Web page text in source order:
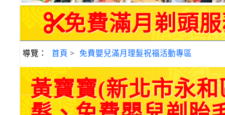
免費滿月剃頭服
導覽： 首頁 > 免費嬰兒滿月理髮祝福活動專區
黃寶寶(新北市永